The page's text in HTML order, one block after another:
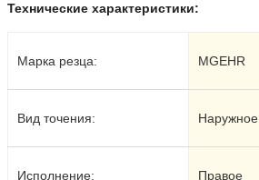
Технические характеристики:
Марка резца: MGEHR
Вид точения: Наружное
Исполнение: Правое